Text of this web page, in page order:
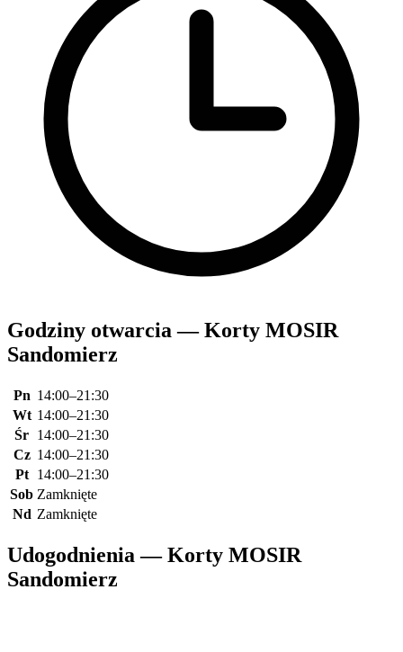
Godziny otwarcia — Korty MOSIR
Sandomierz
Pn 14:00–21:30
Wt 14:00–21:30
Śr 14:00–21:30
Cz 14:00–21:30
Pt
14:00–21:30
Sob Zamknięte
Nd Zamknięte
Udogodnienia — Korty MOSIR
Sandomierz